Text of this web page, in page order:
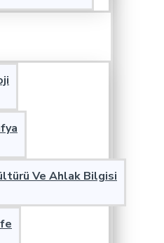
Ve Ahlak Bilgisi